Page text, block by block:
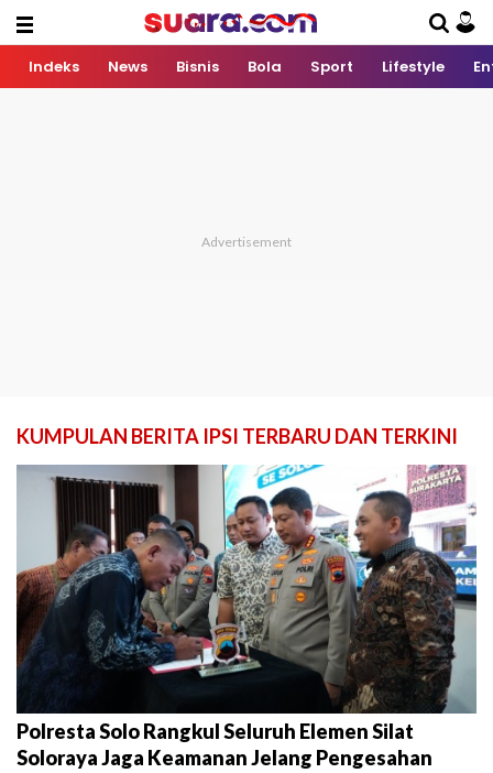
Indeks News Bisnis Bola Sport Lifestyle
KUMPULAN BERITA IPSI TERBARU DAN TERKINI
Polresta Solo Rangkul Seluruh Elemen Silat
Soloraya Jaga Keamanan Jelang Pengesahan